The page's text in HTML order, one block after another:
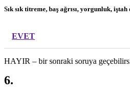
Sık sık titreme, baş ağrısı, yorgunluk,
EVET
HAYIR – bir sonraki soruya
6.